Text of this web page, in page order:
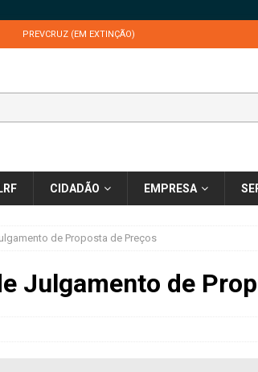
PREVCRUZ (EM EXTINÇÃO)
LRF CIDADÃO EMPRESA
de Proposta de Preços
Julgamento de